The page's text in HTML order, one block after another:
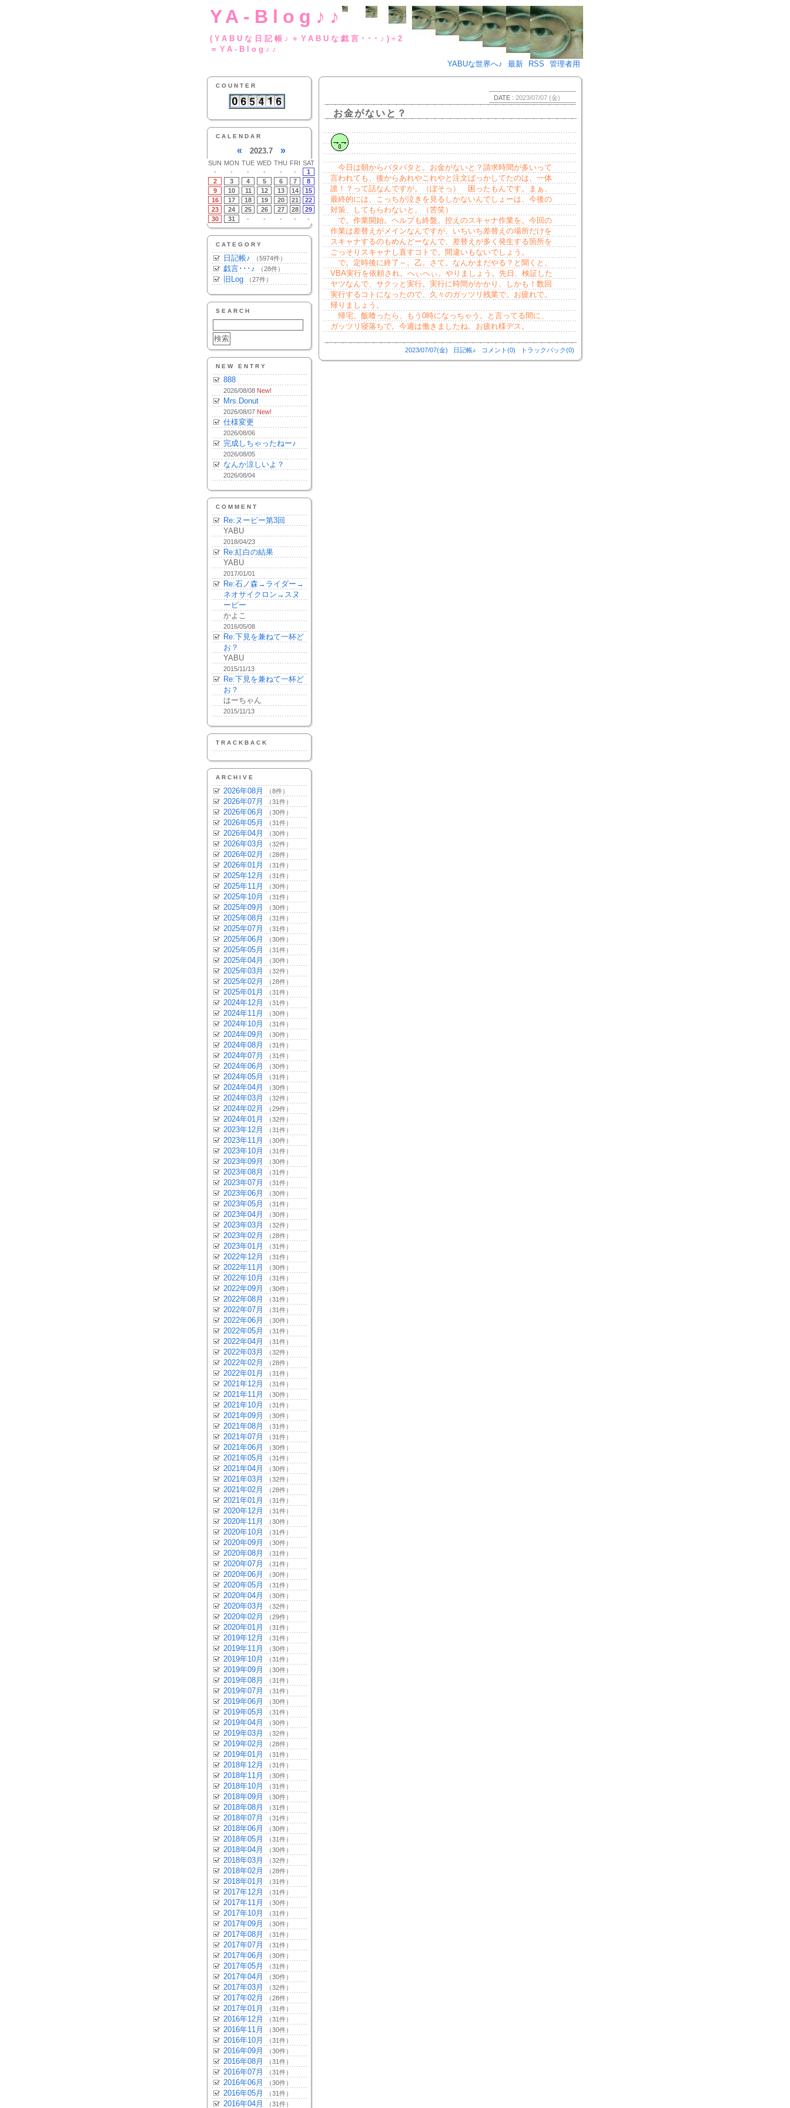
YA-Blog♪♪
(YABUな日記帳♪＋YABUな戯言･･･♪)÷2
＝YA-Blog♪♪
YABUな世界へ♪
最新 RSS 管理者用
COUNTER
CALENDAR
« 2023.7 »
SUN MON TUE WED THU FRI SAT
-
- - - - -
1
2
3 4 5 6 7
8
9
10 11 12 13 14
15
16
17 18 19 20 21
22
23
24 25 26 27 28
29
30
31 - - - - -
CATEGORY
日記帳♪ （5974件）
戯言･･･♪ （28件）
旧Log （27件）
SEARCH
NEW ENTRY
888
2026/08/08 New!
Mrs.Donut
2026/08/07 New!
仕様変更
2026/08/06
完成しちゃったねー♪
2026/08/05
なんか涼しいよ？
2026/08/04
COMMENT
Re:ヌーピー第3回
YABU
2018/04/23
Re:紅白の結果
YABU
2017/01/01
Re:石ノ森→ライダー→
ネオサイクロン→スヌ
ーピー
かよこ
2016/05/08
Re:下見を兼ねて一杯ど
お？
YABU
2015/11/13
Re:下見を兼ねて一杯ど
お？
はーちゃん
2015/11/13
TRACKBACK
ARCHIVE
2026年08月 （8件）
2026年07月 （31件）
2026年06月 （30件）
2026年05月 （31件）
2026年04月 （30件）
2026年03月 （32件）
2026年02月 （28件）
2026年01月 （31件）
2025年12月 （31件）
2025年11月 （30件）
2025年10月 （31件）
2025年09月 （30件）
2025年08月 （31件）
2025年07月 （31件）
2025年06月 （30件）
2025年05月 （31件）
2025年04月 （30件）
2025年03月 （32件）
2025年02月 （28件）
2025年01月 （31件）
2024年12月 （31件）
2024年11月 （30件）
2024年10月 （31件）
2024年09月 （30件）
2024年08月 （31件）
2024年07月 （31件）
2024年06月 （30件）
2024年05月 （31件）
2024年04月 （30件）
2024年03月 （32件）
2024年02月 （29件）
2024年01月 （32件）
2023年12月 （31件）
2023年11月 （30件）
2023年10月 （31件）
2023年09月 （30件）
2023年08月 （31件）
2023年07月 （31件）
2023年06月 （30件）
2023年05月 （31件）
2023年04月 （30件）
2023年03月 （32件）
2023年02月 （28件）
2023年01月 （31件）
2022年12月 （31件）
2022年11月 （30件）
2022年10月 （31件）
2022年09月 （30件）
2022年08月 （31件）
2022年07月 （31件）
2022年06月 （30件）
2022年05月 （31件）
2022年04月 （31件）
2022年03月 （32件）
2022年02月 （28件）
2022年01月 （31件）
2021年12月 （31件）
2021年11月 （30件）
2021年10月 （31件）
2021年09月 （30件）
2021年08月 （31件）
2021年07月 （31件）
2021年06月 （30件）
2021年05月 （31件）
2021年04月 （30件）
2021年03月 （32件）
2021年02月 （28件）
2021年01月 （31件）
2020年12月 （31件）
2020年11月 （30件）
2020年10月 （31件）
2020年09月 （30件）
2020年08月 （31件）
2020年07月 （31件）
2020年06月 （30件）
2020年05月 （31件）
2020年04月 （30件）
2020年03月 （32件）
2020年02月 （29件）
2020年01月 （31件）
2019年12月 （31件）
2019年11月 （30件）
2019年10月 （31件）
2019年09月 （30件）
2019年08月 （31件）
2019年07月 （31件）
2019年06月 （30件）
2019年05月 （31件）
2019年04月 （30件）
2019年03月 （32件）
2019年02月 （28件）
2019年01月 （31件）
2018年12月 （31件）
2018年11月 （30件）
2018年10月 （31件）
2018年09月 （30件）
2018年08月 （31件）
2018年07月 （31件）
2018年06月 （30件）
2018年05月 （31件）
2018年04月 （30件）
2018年03月 （32件）
2018年02月 （28件）
2018年01月 （31件）
2017年12月 （31件）
2017年11月 （30件）
2017年10月 （31件）
2017年09月 （30件）
2017年08月 （31件）
2017年07月 （31件）
2017年06月 （30件）
2017年05月 （31件）
2017年04月 （30件）
2017年03月 （32件）
2017年02月 （28件）
2017年01月 （31件）
2016年12月 （31件）
2016年11月 （30件）
2016年10月 （31件）
2016年09月 （30件）
2016年08月 （31件）
2016年07月 （31件）
2016年06月 （30件）
2016年05月 （31件）
2016年04月 （31件）
DATE : 2023/07/07 (金)
お金がないと？
今日は朝からバタバタと。お金がないと？請求時間が多いって
言われても、後からあれやこれやと注文ばっかしてたのは、一体
誰！？って話なんですが。（ぼそっ） 困ったもんです。まぁ、
最終的には、こっちが泣きを見るしかないんでしょーは、今後の
対策、してもらわないと。（苦笑）
で。作業開始。ヘルプも終盤。控えのスキャナ作業を。今回の
作業は差替えがメインなんですが、いちいち差替えの場所だけを
スキャナするのもめんどーなんで、差替えが多く発生する箇所を
ごっそりスキャナし直すコトで。間違いもないでしょう。
で。定時後に終了～。乙。さて。なんかまだやる？と聞くと、
VBA実行を依頼され。へぃへぃ。やりましょう。先日、検証した
ヤツなんで、サクッと実行。実行に時間がかかり、しかも！数回
実行するコトになったので、久々のガッツリ残業で。お疲れで。
帰りましょう。
帰宅。飯喰ったら、もう0時になっちゃう。と言ってる間に、
ガッツリ寝落ちで。今週は働きましたね。お疲れ様デス。
2023/07/07(金) 日記帳♪ コメント(0) トラックバック(0)